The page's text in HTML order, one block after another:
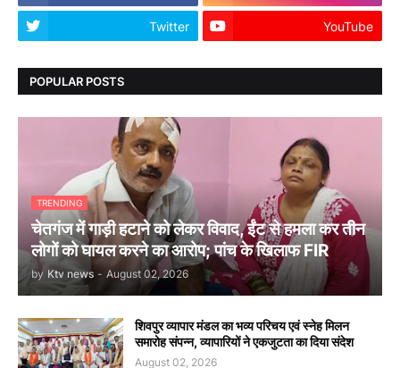
Twitter YouTube
POPULAR POSTS
TRENDING
चेतगंज में गाड़ी हटाने को लेकर विवाद, ईंट से हमला कर तीन
लोगों को घायल करने का आरोप; पांच के खिलाफ FIR
by Ktv news - August 02, 2026
शिवपुर व्यापार मंडल का भव्य परिचय एवं स्नेह मिलन
समारोह संपन्न, व्यापारियों ने एकजुटता का दिया संदेश
August 02, 2026